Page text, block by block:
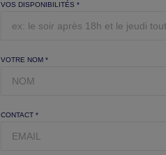
VOS DISPONIBILITÉS *
VOTRE NOM *
CONTACT *